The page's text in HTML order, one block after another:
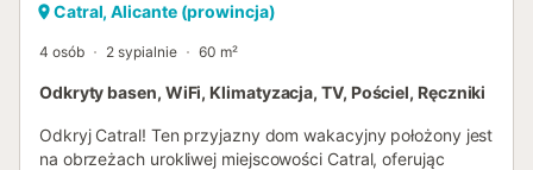
Catral, Alicante (prowincja)
4 osób 2 sypialnie 60 m²
Odkryty basen, WiFi, Klimatyzacja, TV, Pościel, Ręczniki
Odkryj Catral! Ten przyjazny dom wakacyjny położony jest
na obrzeżach urokliwej miejscowości Catral, oferując